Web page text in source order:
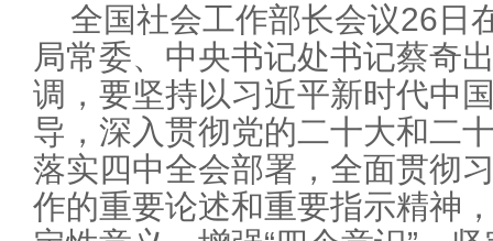
全国社会工作部长会议26日
局常委、中央书记处书记蔡奇
调，要坚持以习近平新时代中
导，深入贯彻党的二十大和二
落实四中全会部署，全面贯彻
作的重要论述和重要指示精神